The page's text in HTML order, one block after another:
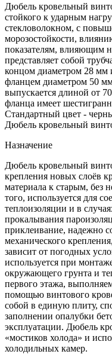
Дюбель кровельный
стойкого к ударным
стекловолокном, с
морозостойкости,
показателям, влияющим
представляет собой
концом диаметром 28 мм
фланцем диаметром 50
выпускается длиной от
фланца имеет
Стандартный цвет -
Дюбель кровельный
Назначение
Дюбель кровельный
крепления новых слоёв
материала к старым, без
того, используется для
теплоизоляции и в
прокалывания
приклеивание, надежно
механического
зависит от погодных
используется при
окружающего грунта и
первого этажа,
помощью винтового
собой в единую плиту,
заполнении опалубки
эксплуатации. Дюбель
«мостиков холода» и
холодильных камер.